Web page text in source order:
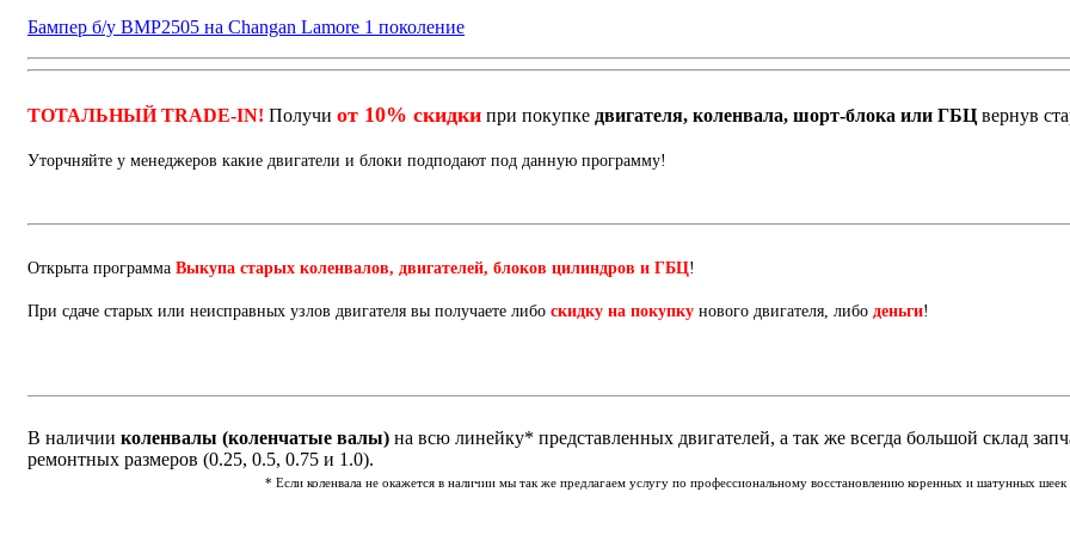
Бампер б/у BMP2505 на Changan Lamore 1 поколение
ТОТАЛЬНЫЙ TRADE-IN! Получи от 10% скидки при покупке двигателя, коленвала, шорт-блока или ГБЦ вернув
Уторчняйте у менеджеров какие двигатели и блоки подподают под данную программу!
Открыта программа Выкупа старых коленвалов, двигателей, блоков цилиндров и ГБЦ!
При сдаче старых или неисправных узлов двигателя вы получаете либо скидку на покупку нового двигателя, либо деньги!
В наличии коленвалы (коленчатые валы) на всю линейку* представленных двигателей, а так же всегда большой склад
ремонтных размеров (0.25, 0.5, 0.75 и 1.0).
* Если коленвала не окажется в наличии мы так же предлагаем услугу по профессиональному восстановлению коренных и шатунных шеек